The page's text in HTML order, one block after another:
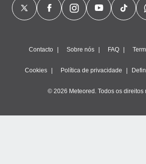
Contacto Sobre nós FAQ
Cookies Política de privacidade
© 2026 Meteored. Todos os direitos